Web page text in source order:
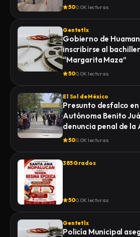
500.0K lecturas
Gentetlx
Gobierno de
inscribirse al
“Margarita Maza”
500.0K lecturas
El Sol de México
Presunto desfalco
Autónoma Benito
denuncia penal de la
500.0K lecturas
385 Grados
500.0K lecturas
Gentetlx
Policía Municipal